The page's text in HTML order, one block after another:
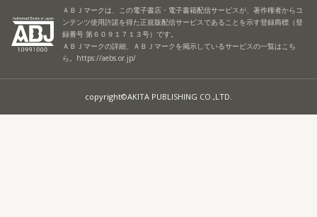
ＡＢＪマークは、この電子書店・電子書籍配信サービスが、著作権者からコ
ンテンツ使用許諾を得た正規版配信サービスであることを示す登録商標（登
録番号 第６０９１７１３号）です。
ＡＢＪマークの詳細、ＡＢＪマークを掲示しているサービスの一覧はこち
ら。 https://aebs.or.jp/
copyright©AKITA PUBLISHING CO.,LTD.